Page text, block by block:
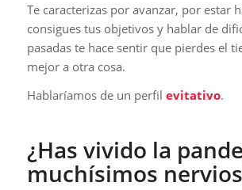
Te caracterizas por avanzar, por estar
consigues tus objetivos y hablar de
pasadas te hace sentir que pierdes el
mejor a otra cosa.
Hablaríamos de un perfil evitativo.
¿Has vivido la
muchísimos